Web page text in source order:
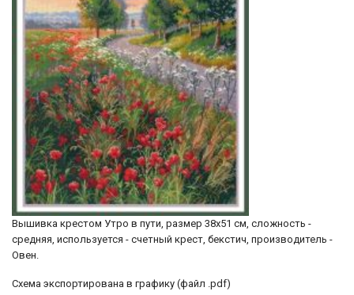
Вышивка крестом Утро в пути, размер 38х51 см, сложность -
средняя, используется - счетный крест, бекстич, производитель -
Овен.
Схема экспортирована в графику (файл .pdf)